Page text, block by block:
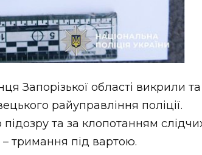
Запорізької області викрили та
райуправління поліції.
та за клопотанням
– тримання під вартою.